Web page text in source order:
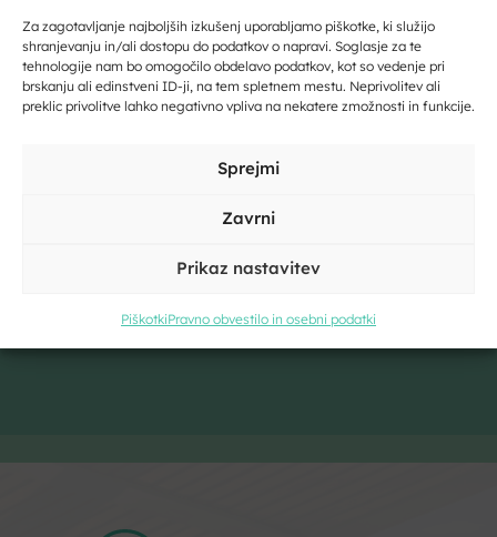
Za zagotavljanje najboljših izkušenj uporabljamo piškotke, ki služijo
shranjevanju in/ali dostopu do podatkov o napravi. Soglasje za te
tehnologije nam bo omogočilo obdelavo podatkov, kot so vedenje pri
brskanju ali edinstveni ID-ji, na tem spletnem mestu. Neprivolitev ali
preklic privolitve lahko negativno vpliva na nekatere zmožnosti in funkcije.
Sprejmi
Zavrni
Prikaz nastavitev
PiškotkiPravno obvestilo in osebni podatki
trženje in omogočiti to vsebino
Vpišite svoj e-naslov